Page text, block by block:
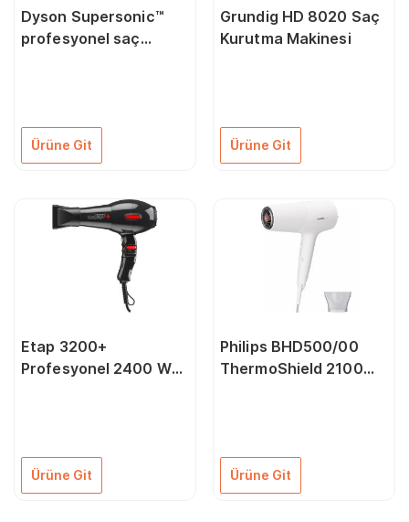
Dyson Supersonic™
profesyonel saç
Ürüne Git
Grundig HD 8020 Saç
Kurutma Makinesi
Ürüne Git
Etap 3200+
Profesyonel 2400 W
Ürüne Git
Philips BHD500/00
ThermoShield 2100W
Ürüne Git